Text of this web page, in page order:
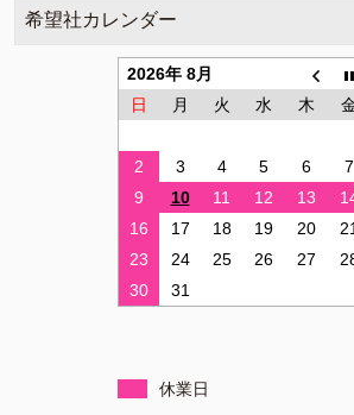
希望社カレンダー
2026年 8月
日
月 火 水 木
2
3 4 5 6 7
9
10 11 12 13
16
17 18 19 20
23
24 25 26 27
30
31
休業日